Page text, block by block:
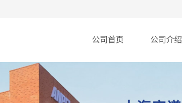
公司首页 公司介绍